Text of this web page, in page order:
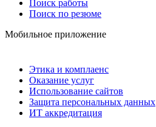
Поиск работы
Поиск по резюме
Мобильное приложение
Этика и комплаенс
Оказание услуг
Использование сайтов
Защита персональных данных
ИТ аккредитация